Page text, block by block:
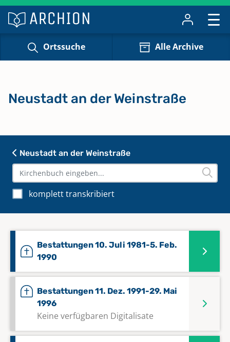
Ortssuche Alle Archive
Neustadt an der Weinstraße
komplett transkribiert
Bestattungen 10. Juli 1981-5. Feb.
1990
Bestattungen 11. Dez. 1991-29. Mai
1996
Keine verfügbaren Digitalisate
Neustadt an der Weinstraße